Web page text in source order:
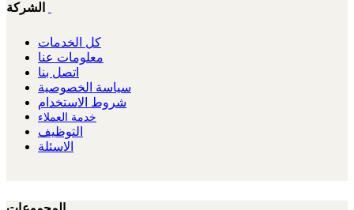
الشركة
كل الخدمات
معلومات عنا
اتصل بنا
سياسة الخصوصية
شروط الاستخدام
خدمة العملاء
التوظيف
الاسئلة